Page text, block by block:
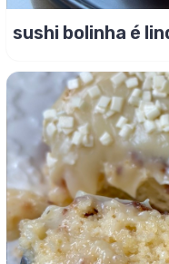
sushi bolinha é lindo gostoso e fácil de